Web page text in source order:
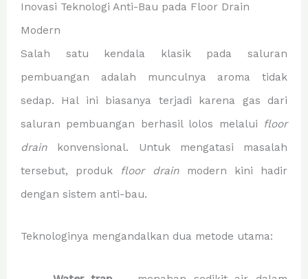
Inovasi Teknologi Anti-Bau pada Floor Drain
Modern
Salah satu kendala klasik pada saluran
pembuangan adalah munculnya aroma tidak
sedap. Hal ini biasanya terjadi karena gas dari
saluran pembuangan berhasil lolos melalui
floor
drain konvensional. Untuk mengatasi masalah
tersebut, produk floor drainmodern kini hadir
dengan sistem anti-bau.
Teknologinya mengandalkan dua metode utama: